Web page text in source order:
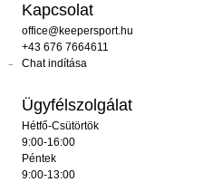
Kapcsolat
office@keepersport.hu
+43 676 7664611
Chat indítása
Ügyfélszolgálat
Hétfő-Csütörtök
9:00-16:00
Péntek
9:00-13:00